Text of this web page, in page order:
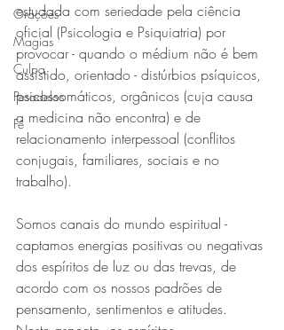
Orações
Magias
Culpa
Pesadelos
Fé
estudada com seriedade pela ciência
oficial (Psicologia e Psiquiatria) por
provocar - quando o médium não é bem
assistido, orientado - distúrbios psíquicos,
psicossomáticos, orgânicos (cuja causa
a medicina não encontra) e de
relacionamento interpessoal (conflitos
conjugais, familiares, sociais e no
trabalho).
Somos canais do mundo espiritual -
captamos energias positivas ou negativas
dos espíritos de luz ou das trevas, de
acordo com os nossos padrões de
pensamento, sentimentos e atitudes.